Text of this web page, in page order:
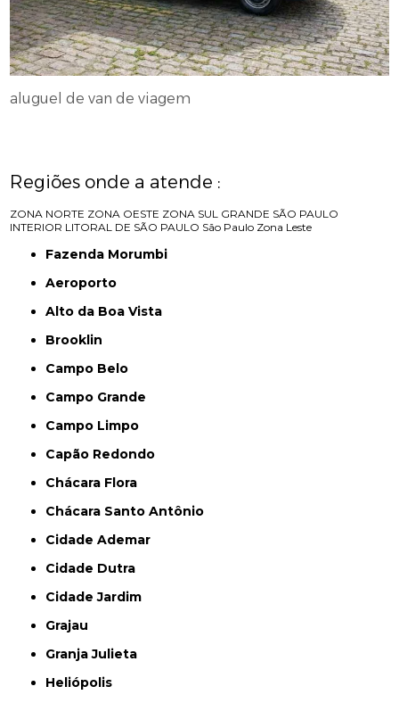
aluguel de van de viagem
Regiões onde a atende :
ZONA NORTE ZONA OESTE ZONA SUL GRANDE SÃO PAULO
INTERIOR LITORAL DE SÃO PAULO São Paulo Zona Leste
Fazenda Morumbi
Aeroporto
Alto da Boa Vista
Brooklin
Campo Belo
Campo Grande
Campo Limpo
Capão Redondo
Chácara Flora
Chácara Santo Antônio
Cidade Ademar
Cidade Dutra
Cidade Jardim
Grajau
Granja Julieta
Heliópolis